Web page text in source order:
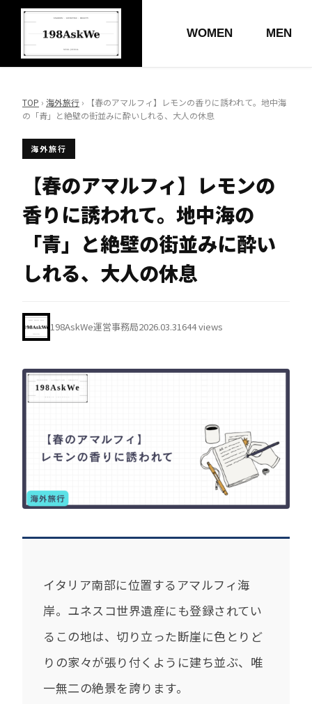
WOMEN MEN
TOP › 海外旅行 › 【春のアマルフィ】レモンの香りに誘われて。地中海
の「青」と絶壁の街並みに酔いしれる、大人の休息
海外旅行
【春のアマルフィ】レモンの
香りに誘われて。地中海の
「青」と絶壁の街並みに酔い
しれる、大人の休息
198AskWe運営事務局2026.03.31644 views
イタリア南部に位置するアマルフィ海
岸。ユネスコ世界遺産にも登録されてい
るこの地は、切り立った断崖に色とりど
りの家々が張り付くように建ち並ぶ、唯
一無二の絶景を誇ります。